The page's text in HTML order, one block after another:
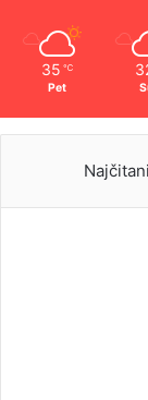
35 ℃
Pet